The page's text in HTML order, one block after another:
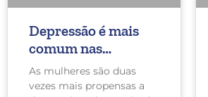
Depressão é mais
comum nas
mulheres: de 10 a
25% irão apresentar
As mulheres são duas
vezes mais propensas a